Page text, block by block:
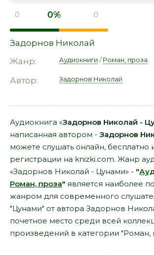
0 0% 0
Задорнов Николай
Жанр:
Аудиокниги /Роман, проза
Автор: Задорнов Николай
Аудиокнига «Задорнов Николай -
написанная автором - Задорнов
можете слушать онлайн, бесплатно
регистрации на knizki.com. Жанр
«Задорнов Николай - Цунами» - "
Роман, проза" является наиболее
жанром для современного
"Цунами" от автора Задорнов
почетное место среди всей
произведений в категории "Роман,